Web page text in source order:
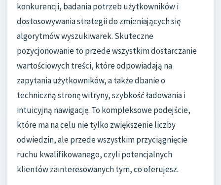
konkurencji, badania potrzeb użytkowników i
dostosowywania strategii do zmieniających się
algorytmów wyszukiwarek. Skuteczne
pozycjonowanie to przede wszystkim dostarczanie
wartościowych treści, które odpowiadają na
zapytania użytkowników, a także dbanie o
techniczną stronę witryny, szybkość ładowania i
intuicyjną nawigację. To kompleksowe podejście,
które ma na celu nie tylko zwiększenie liczby
odwiedzin, ale przede wszystkim przyciągnięcie
ruchu kwalifikowanego, czyli potencjalnych
klientów zainteresowanych tym, co oferujesz.